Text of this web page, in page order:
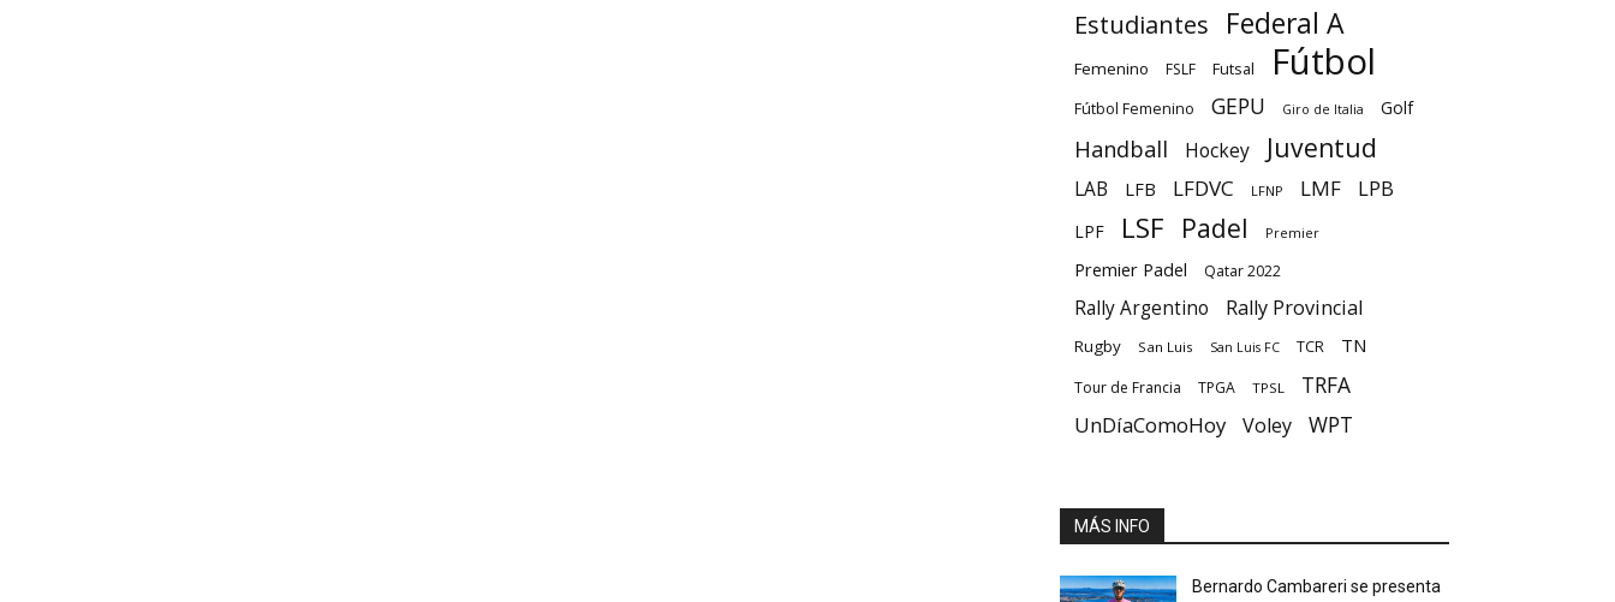
Estudiantes Federal A
Femenino FSLF Futsal Fútbol
Fútbol Femenino GEPU Giro de Italia Golf
Handball Hockey Juventud
LAB LFB LFDVC LFNP LMF LPB
LPF LSF Padel Premier
Premier Padel Qatar 2022
Rally Argentino Rally Provincial
Rugby San Luis San Luis FC TCR TN
Tour de Francia TPGA TPSL TRFA
UnDíaComoHoy Voley WPT
MÁS INFO
Bernardo Cambareri se presenta